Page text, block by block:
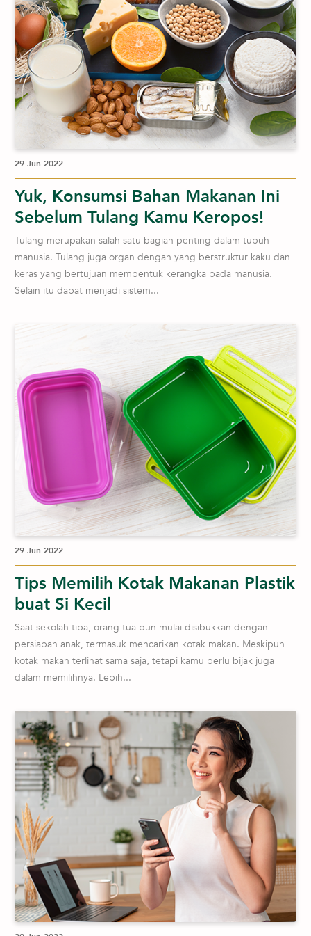
29 Jun 2022
Yuk, Konsumsi Bahan Makanan Ini
Sebelum Tulang Kamu Keropos!
Tulang merupakan salah satu bagian penting dalam tubuh
manusia. Tulang juga organ dengan yang berstruktur kaku dan
keras yang bertujuan membentuk kerangka pada manusia.
Selain itu dapat menjadi sistem...
29 Jun 2022
Tips Memilih Kotak Makanan Plastik
buat Si Kecil
Saat sekolah tiba, orang tua pun mulai disibukkan dengan
persiapan anak, termasuk mencarikan kotak makan. Meskipun
kotak makan terlihat sama saja, tetapi kamu perlu bijak juga
dalam memilihnya. Lebih...